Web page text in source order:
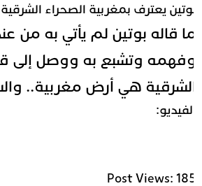
يعترف بمغربية الصحراء الشرقية
قاله بوتين لم يأتي به من
وتشبع به ووصل إلى
هي أرض مغربية..
Post Views: